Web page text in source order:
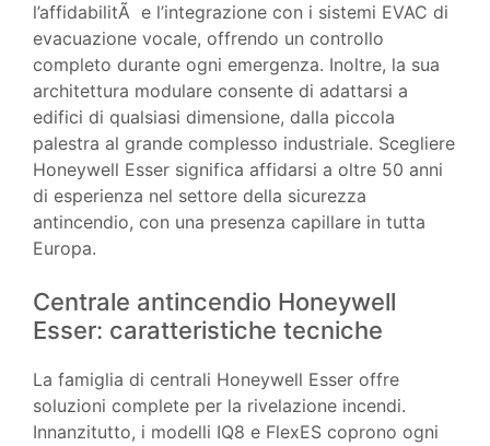
l’affidabilitÃ e l’integrazione con i sistemi EVAC di
evacuazione vocale, offrendo un controllo
completo durante ogni emergenza. Inoltre, la sua
architettura modulare consente di adattarsi a
edifici di qualsiasi dimensione, dalla piccola
palestra al grande complesso industriale. Scegliere
Honeywell Esser significa affidarsi a oltre 50 anni
di esperienza nel settore della sicurezza
antincendio, con una presenza capillare in tutta
Europa.
Centrale antincendio Honeywell
Esser: caratteristiche tecniche
La famiglia di centrali Honeywell Esser offre
soluzioni complete per la rivelazione incendi.
Innanzitutto, i modelli IQ8 e FlexES coprono ogni